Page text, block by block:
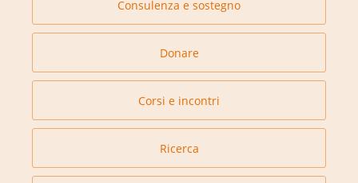
Consulenza e sostegno
Donare
Corsi e incontri
Ricerca